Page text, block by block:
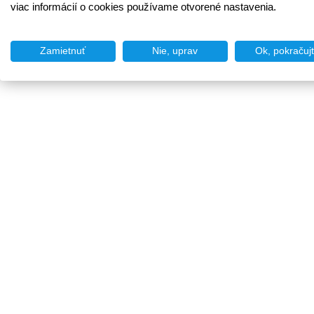
viac informácií o cookies používame otvorené nastavenia.
Zamietnuť Nie, uprav Ok,